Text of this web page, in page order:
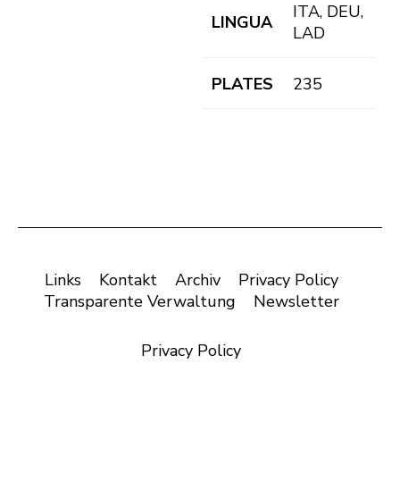
LINGUA
ITA, DEU,
LAD
PLATES 235
Links Kontakt Archiv
Privacy Policy
Transparente Verwaltung
Newsletter
Privacy Policy